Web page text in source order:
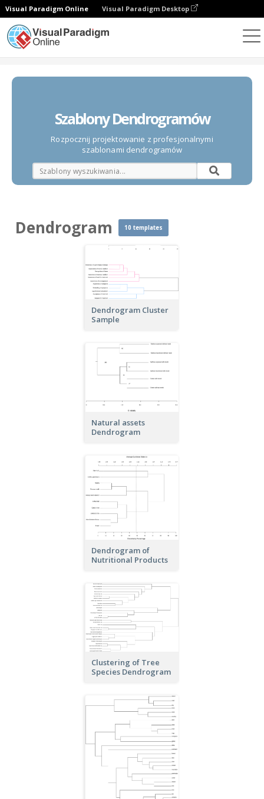
Visual Paradigm Online Visual Paradigm Desktop
Szablony Dendrogramów
Rozpocznij projektowanie z profesjonalnymi
szablonami dendrogramów
Dendrogram 10 templates
Dendrogram Cluster
Sample
Natural assets
Dendrogram
Dendrogram of
Nutritional Products
Clustering of Tree
Species Dendrogram